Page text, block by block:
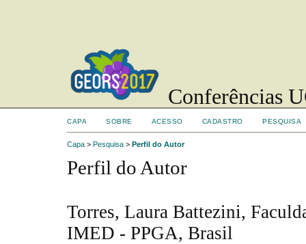
Conferências
CAPA SOBRE ACESSO CADASTRO PESQUISA
Capa > Pesquisa > Perfil do Autor
Perfil do Autor
Torres, Laura Battezini,
IMED - PPGA, Brasil